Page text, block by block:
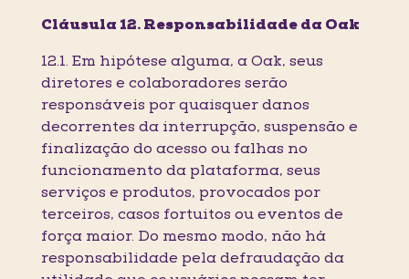
Cláusula 12. Responsabilidade da Oak
12.1. Em hipótese alguma, a Oak, seus
diretores e colaboradores serão
responsáveis por quaisquer danos
decorrentes da interrupção, suspensão e
finalização do acesso ou falhas no
funcionamento da plataforma, seus
serviços e produtos, provocados por
terceiros, casos fortuitos ou eventos de
força maior. Do mesmo modo, não há
responsabilidade pela defraudação da